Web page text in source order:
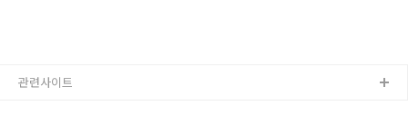
감염원은 한국 주장 김여정은 자신도 발열이 났다며 코로나에 감
관련사이트